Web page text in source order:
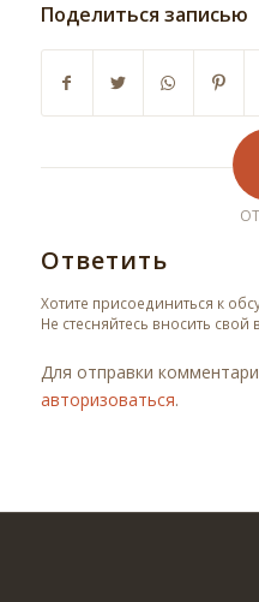
Поделиться записью
Ответить
Хотите присоединиться к
Не стесняйтесь вносить свой
Для отправки
авторизоваться.